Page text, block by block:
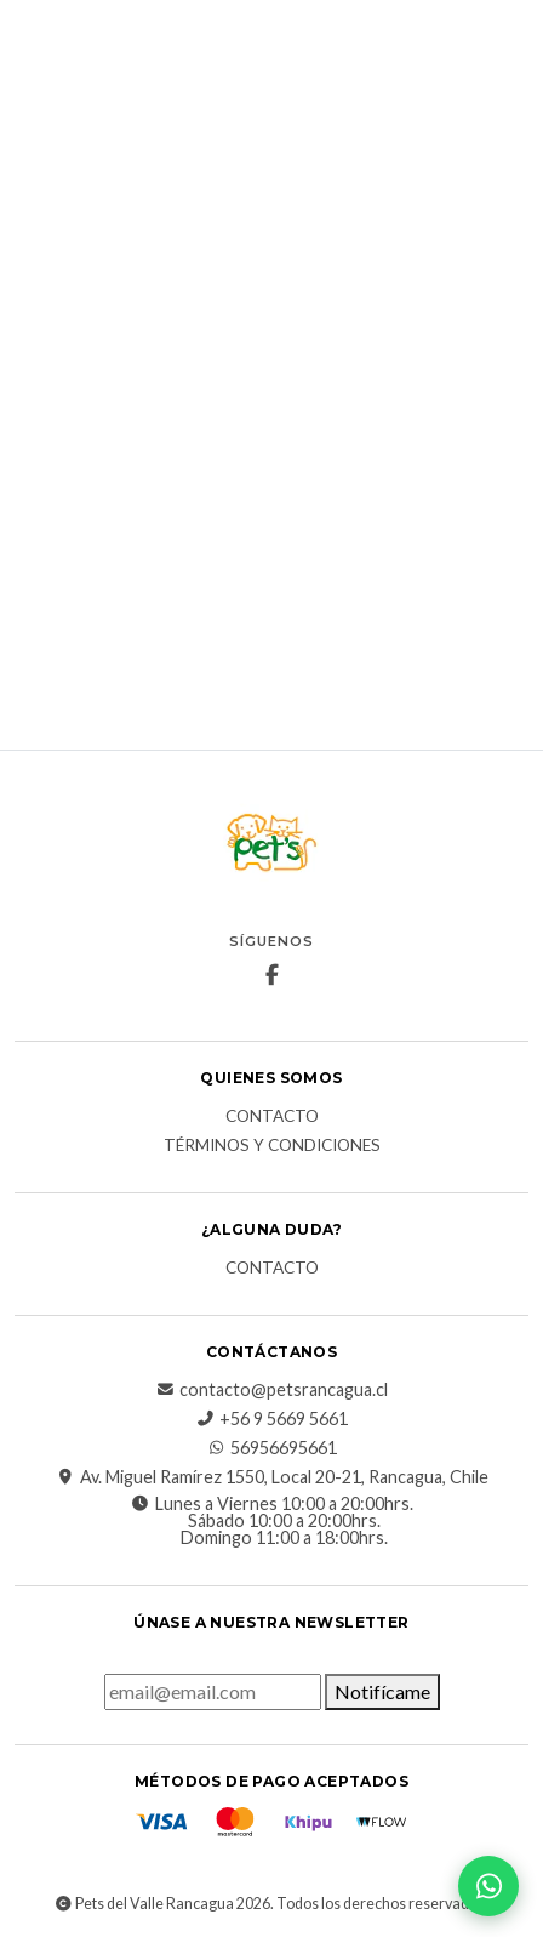
SÍGUENOS
QUIENES SOMOS
CONTACTO
TÉRMINOS Y CONDICIONES
¿ALGUNA DUDA?
CONTACTO
CONTÁCTANOS
contacto@petsrancagua.cl
‪+56 9 5669 5661‬
56956695661‬
Av. Miguel Ramírez 1550, Local 20-21, Rancagua, Chile
Lunes a Viernes 10:00 a 20:00hrs.
Sábado 10:00 a 20:00hrs.
Domingo 11:00 a 18:00hrs.
ÚNASE A NUESTRA NEWSLETTER
Notifícame
MÉTODOS DE PAGO ACEPTADOS
Pets del Valle Rancagua 2026. Todos los derechos reservados.